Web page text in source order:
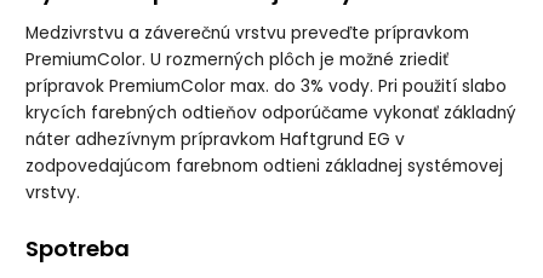
Medzivrstvu a záverečnú vrstvu preveďte prípravkom
PremiumColor. U rozmerných plôch je možné zriediť
prípravok PremiumColor max. do 3% vody. Pri použití slabo
krycích farebných odtieňov odporúčame vykonať základný
náter adhezívnym prípravkom Haftgrund EG v
zodpovedajúcom farebnom odtieni základnej systémovej
vrstvy.
Spotreba